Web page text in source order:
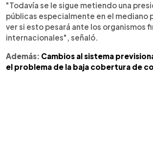
"Todavía se le sigue metiendo una
públicas especialmente en el mediano
ver si esto pesará ante los organismos
internacionales", señaló.
Además: Cambios al sistema
el problema de la baja cobertura de